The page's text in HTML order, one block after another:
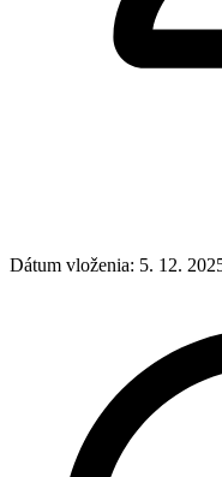
Dátum vloženia: 5. 12.